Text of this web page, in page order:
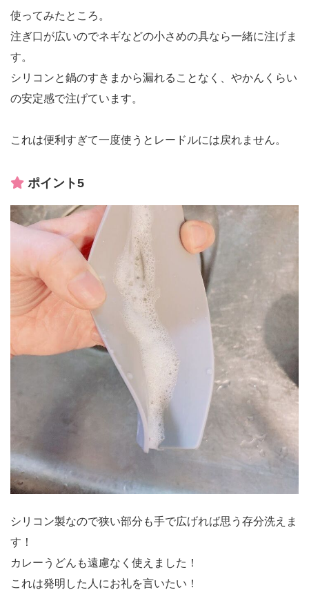
使ってみたところ。
注ぎ口が広いのでネギなどの小さめの具なら一緒に注げま
す。
シリコンと鍋のすきまから漏れることなく、やかんくらい
の安定感で注げています。
これは便利すぎて一度使うとレードルには戻れません。
ポイント5
シリコン製なので狭い部分も手で広げれば思う存分洗えま
す！
カレーうどんも遠慮なく使えました！
これは発明した人にお礼を言いたい！